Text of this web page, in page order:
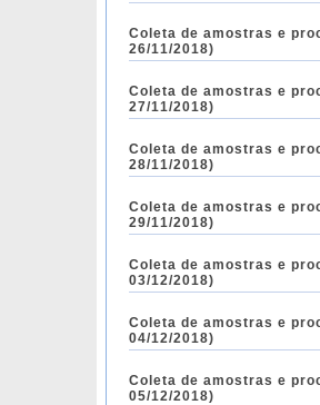
Coleta de amostras e
26/11/2018)
Coleta de amostras e
27/11/2018)
Coleta de amostras e
28/11/2018)
Coleta de amostras e
29/11/2018)
Coleta de amostras e
03/12/2018)
Coleta de amostras e
04/12/2018)
Coleta de amostras e
05/12/2018)